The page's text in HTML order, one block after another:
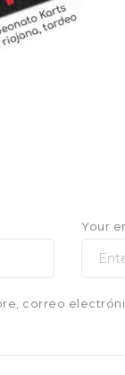
Your
correo